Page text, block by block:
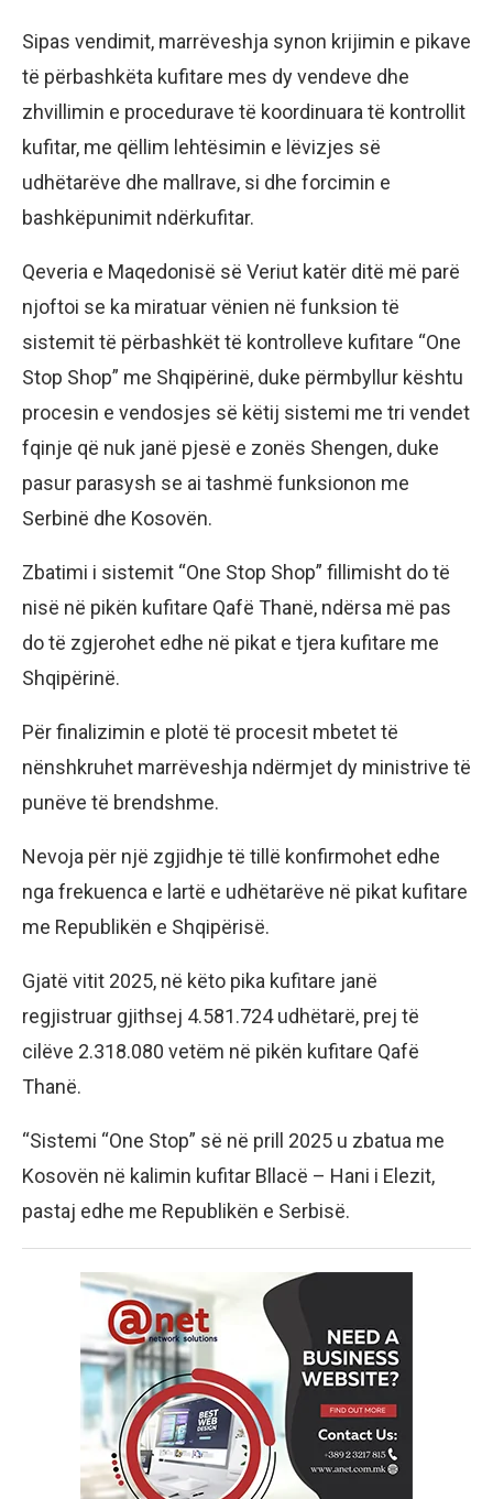
Sipas vendimit, marrëveshja synon krijimin e pikave
të përbashkëta kufitare mes dy vendeve dhe
zhvillimin e procedurave të koordinuara të kontrollit
kufitar, me qëllim lehtësimin e lëvizjes së
udhëtarëve dhe mallrave, si dhe forcimin e
bashkëpunimit ndërkufitar.
Qeveria e Maqedonisë së Veriut katër ditë më parë
njoftoi se ka miratuar vënien në funksion të
sistemit të përbashkët të kontrolleve kufitare “One
Stop Shop” me Shqipërinë, duke përmbyllur kështu
procesin e vendosjes së këtij sistemi me tri vendet
fqinje që nuk janë pjesë e zonës Shengen, duke
pasur parasysh se ai tashmë funksionon me
Serbinë dhe Kosovën.
Zbatimi i sistemit “One Stop Shop” fillimisht do të
nisë në pikën kufitare Qafë Thanë, ndërsa më pas
do të zgjerohet edhe në pikat e tjera kufitare me
Shqipërinë.
Për finalizimin e plotë të procesit mbetet të
nënshkruhet marrëveshja ndërmjet dy ministrive të
punëve të brendshme.
Nevoja për një zgjidhje të tillë konfirmohet edhe
nga frekuenca e lartë e udhëtarëve në pikat kufitare
me Republikën e Shqipërisë.
Gjatë vitit 2025, në këto pika kufitare janë
regjistruar gjithsej 4.581.724 udhëtarë, prej të
cilëve 2.318.080 vetëm në pikën kufitare Qafë
Thanë.
“Sistemi “One Stop” së në prill 2025 u zbatua me
Kosovën në kalimin kufitar Bllacë – Hani i Elezit,
pastaj edhe me Republikën e Serbisë.